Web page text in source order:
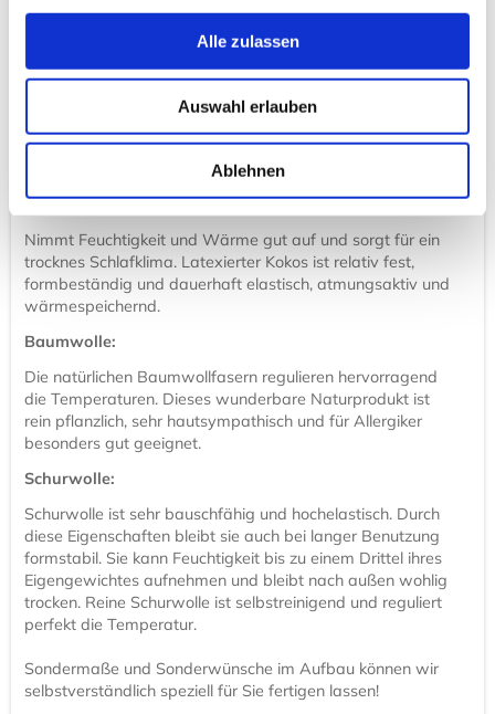
Alle zulassen
Auswahl erlauben
Ablehnen
Schlafklima. Es ist sehr strapazierfähig und langlebig.
weich bis mittelfest eingesetzt werden. Es ist
punktelastisch mit einer guten Stützkraft, langlebig, sehr
hygienisch, sowie feuchtigkeits-, und wärmeregulierend.
Kokos:
Nimmt Feuchtigkeit und Wärme gut auf und sorgt für ein
trocknes Schlafklima. Latexierter Kokos ist relativ fest,
formbeständig und dauerhaft elastisch, atmungsaktiv und
wärmespeichernd.
Baumwolle:
Die natürlichen Baumwollfasern regulieren hervorragend
die Temperaturen. Dieses wunderbare Naturprodukt ist
rein pflanzlich, sehr hautsympathisch und für Allergiker
besonders gut geeignet.
Schurwolle:
Schurwolle ist sehr bauschfähig und hochelastisch. Durch
diese Eigenschaften bleibt sie auch bei langer Benutzung
formstabil. Sie kann Feuchtigkeit bis zu einem Drittel ihres
Eigengewichtes aufnehmen und bleibt nach außen wohlig
trocken. Reine Schurwolle ist selbstreinigend und reguliert
perfekt die Temperatur.
Sondermaße und Sonderwünsche im Aufbau können wir
selbstverständlich speziell für Sie fertigen lassen!